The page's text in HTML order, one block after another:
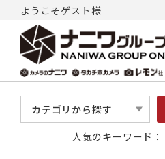
ようこそゲスト様
カテゴリから探す
人気のキーワード：